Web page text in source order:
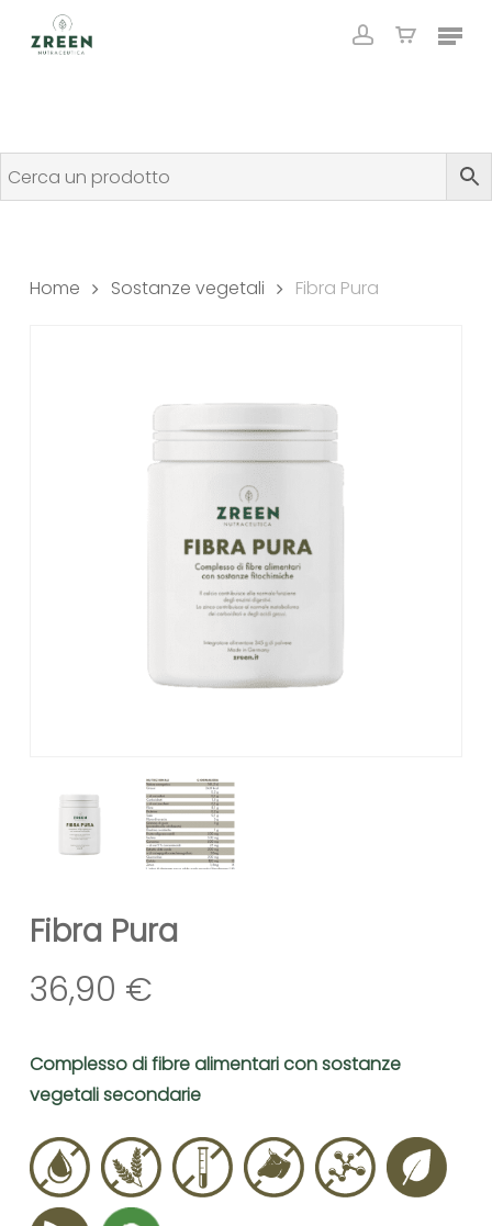
account
Menu
Cart Close
Home Sostanze vegetali Fibra Pura
Fibra Pura
36,90 €
Complesso di fibre alimentari con sostanze
vegetali secondarie